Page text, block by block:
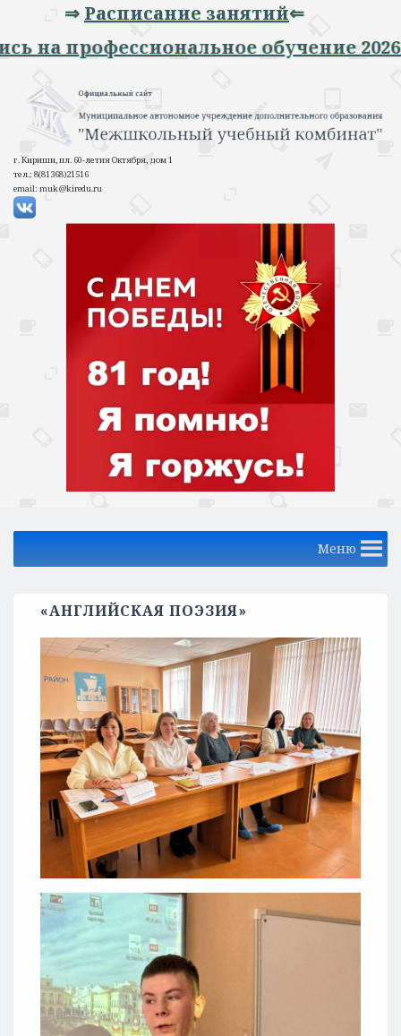
⇒Расписание занятий
обучение 2026-2027 учебный
г. Кириши, пл. 60-летия Октября, дом 1
тел.: 8(81368)21516
email: muk@kiredu.ru
Меню
«АНГЛИЙСКАЯ ПОЭЗИЯ»